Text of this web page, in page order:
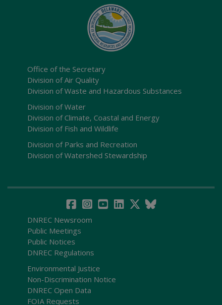
Office of the Secretary
Division of Air Quality
Division of Waste and Hazardous Substances
Division of Water
Division of Climate, Coastal and Energy
Division of Fish and Wildlife
Division of Parks and Recreation
Division of Watershed Stewardship
DNREC Newsroom
Public Meetings
Public Notices
DNREC Regulations
Environmental Justice
Non-Discrimination Notice
DNREC Open Data
FOIA Requests